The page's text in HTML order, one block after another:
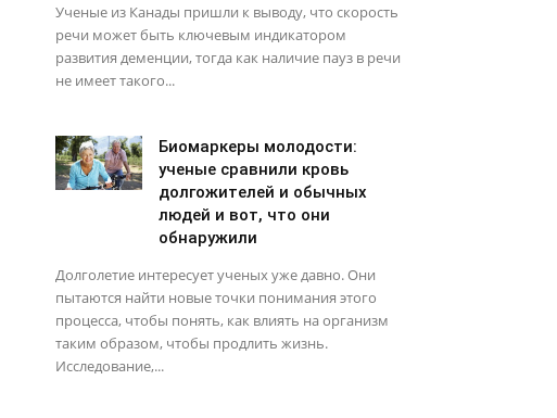
Ученые из Канады пришли к выводу, что скорость
речи может быть ключевым индикатором
развития деменции, тогда как наличие пауз в речи
не имеет такого...
Биомаркеры молодости:
ученые сравнили кровь
долгожителей и обычных
людей и вот, что они
обнаружили
Долголетие интересует ученых уже давно. Они
пытаются найти новые точки понимания этого
процесса, чтобы понять, как влиять на организм
таким образом, чтобы продлить жизнь.
Исследование,...